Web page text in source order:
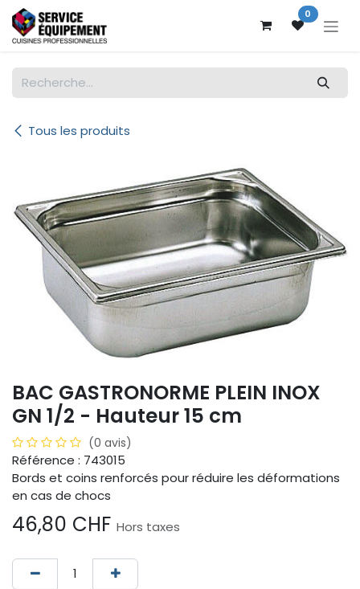
Se rendre au contenu 0
Tous les produits
BAC GASTRONORME PLEIN INOX
GN 1/2 - Hauteur 15 cm
(0 avis)
Référence : 743015
Bords et coins renforcés pour réduire les déformations
en cas de chocs
46,80 CHF Hors taxes